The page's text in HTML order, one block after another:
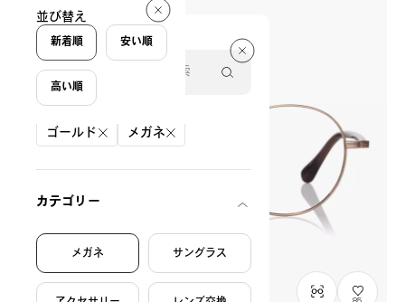
42 件
絞り込み条件
ゴールド メガネ
カテゴリー
メガネ サングラス
並び替え
新着順 安い順
高い順